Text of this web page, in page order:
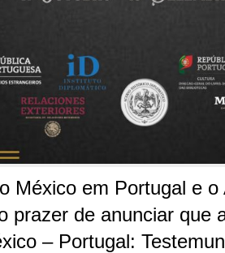
México em Portugal e o
prazer de anunciar que
– Portugal: